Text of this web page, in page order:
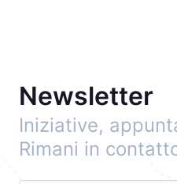
Newsletter
Iniziative,
Rimani in